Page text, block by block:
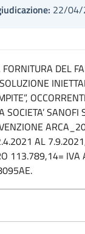
22/04/
DEL
SANOFI
AL
113.789,14= IVA